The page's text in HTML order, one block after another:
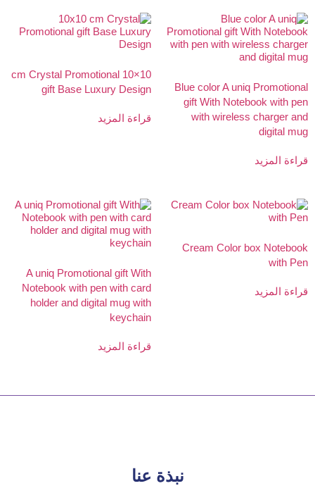
Blue color A uniq Promotional
gift With Notebook with pen
with wireless charger and
digital mug
قراءة المزيد
10×10 cm Crystal Promotional
gift Base Luxury Design
قراءة المزيد
Cream Color box Notebook
with Pen
قراءة المزيد
A uniq Promotional gift With
Notebook with pen with card
holder and digital mug with
keychain
قراءة المزيد
نبذة عنا